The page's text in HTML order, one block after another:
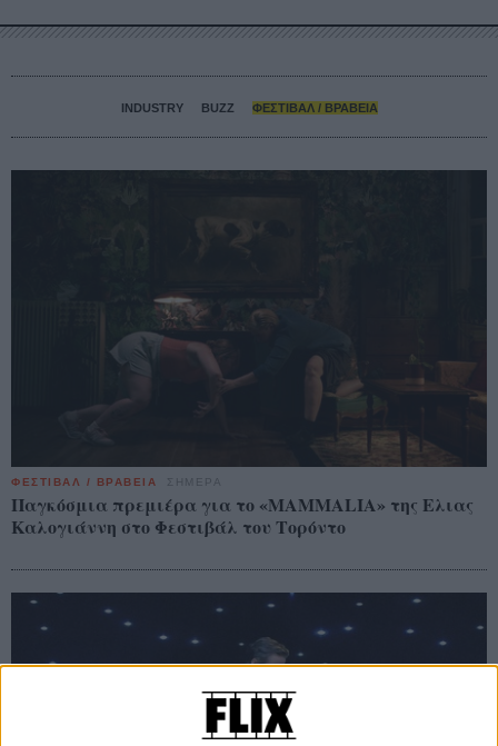
INDUSTRY BUZZ ΦΕΣΤΙΒΑΛ / ΒΡΑΒΕΙΑ
ΦΕΣΤΙΒΑΛ / ΒΡΑΒΕΙΑ ΣΗΜΕΡΑ
Παγκόσμια πρεμιέρα για το «MAMMALIA» της Ελιας
Καλογιάννη στο Φεστιβάλ του Τορόντο